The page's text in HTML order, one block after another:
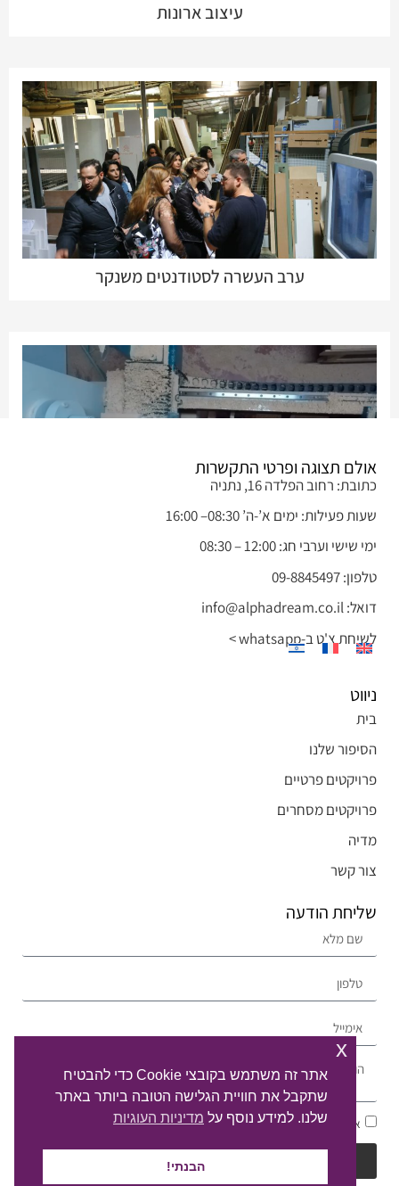
עיצוב ארונות
ערב העשרה לסטודנטים משנקר
חריטת רגלי עץ לשולחן
אולם תצוגה ופרטי התקשרות
כתובת: רחוב הפלדה 16, נתניה
שעות פעילות: ימים א’-ה’ 08:30– 16:00
ימי שישי וערבי חג: 12:00 – 08:30
טלפון: 09-8845497
דואל: info@alphadream.co.il
לשיחת צ'ט ב-whatsapp >
ניווט
בית
הסיפור שלנו
פרויקטים פרטיים
פרויקטים מסחרים
מדיה
צור קשר
שליחת הודעה
אני מסכים/ה ל מדיניות הפרטיות ולעיבוד המידע ליצירת קשר
דברו איתי
אתר זה משתמש בקובצי Cookie כדי להבטיח
שתקבל את חוויית הגלישה הטובה ביותר באתר
שלנו. למידע נוסף על מדיניות העוגיות
הבנתי!
x